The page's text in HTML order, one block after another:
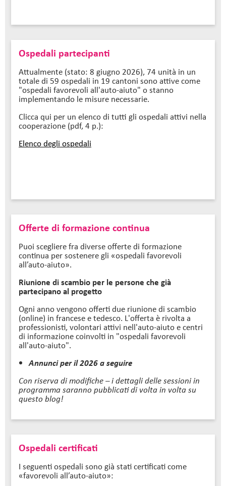
Ospedali partecipanti
Attualmente (stato: 8 giugno 2026), 74 unità in un
totale di 59 ospedali in 19 cantoni sono attive come
"ospedali favorevoli all'auto-aiuto" o stanno
implementando le misure necessarie.
Clicca qui per un elenco di tutti gli ospedali attivi nella
cooperazione (pdf, 4 p.):
Elenco degli ospedali
Offerte di formazione continua
Puoi scegliere fra diverse offerte di formazione
continua per sostenere gli «ospedali favorevoli
all’auto-aiuto».
Riunione di scambio per le persone che già
partecipano al progetto
Ogni anno vengono offerti due riunione di scambio
(online) in francese e tedesco. L'offerta è rivolta a
professionisti, volontari attivi nell'auto-aiuto e centri
di informazione coinvolti in "ospedali favorevoli
all'auto-aiuto".
Annunci per il 2026 a seguire
Con riserva di modifiche – i dettagli delle sessioni in
programma saranno pubblicati di volta in volta su
questo blog!
Ospedali certificati
I seguenti ospedali sono già stati certificati come
«favorevoli all’auto-aiuto»: